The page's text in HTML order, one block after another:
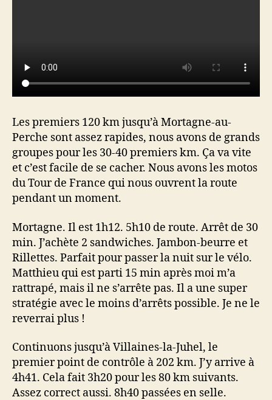
Les premiers 120 km jusqu’à Mortagne-au-
Perche sont assez rapides, nous avons de grands
groupes pour les 30-40 premiers km. Ça va vite
et c’est facile de se cacher. Nous avons les motos
du Tour de France qui nous ouvrent la route
pendant un moment.
Mortagne. Il est 1h12. 5h10 de route. Arrêt de 30
min. J’achète 2 sandwiches. Jambon-beurre et
Rillettes. Parfait pour passer la nuit sur le vélo.
Matthieu qui est parti 15 min après moi m’a
rattrapé, mais il ne s’arrête pas. Il a une super
stratégie avec le moins d’arrêts possible. Je ne le
reverrai plus !
Continuons jusqu’à Villaines-la-Juhel, le
premier point de contrôle à 202 km. J’y arrive à
4h41. Cela fait 3h20 pour les 80 km suivants.
Assez correct aussi. 8h40 passées en selle.